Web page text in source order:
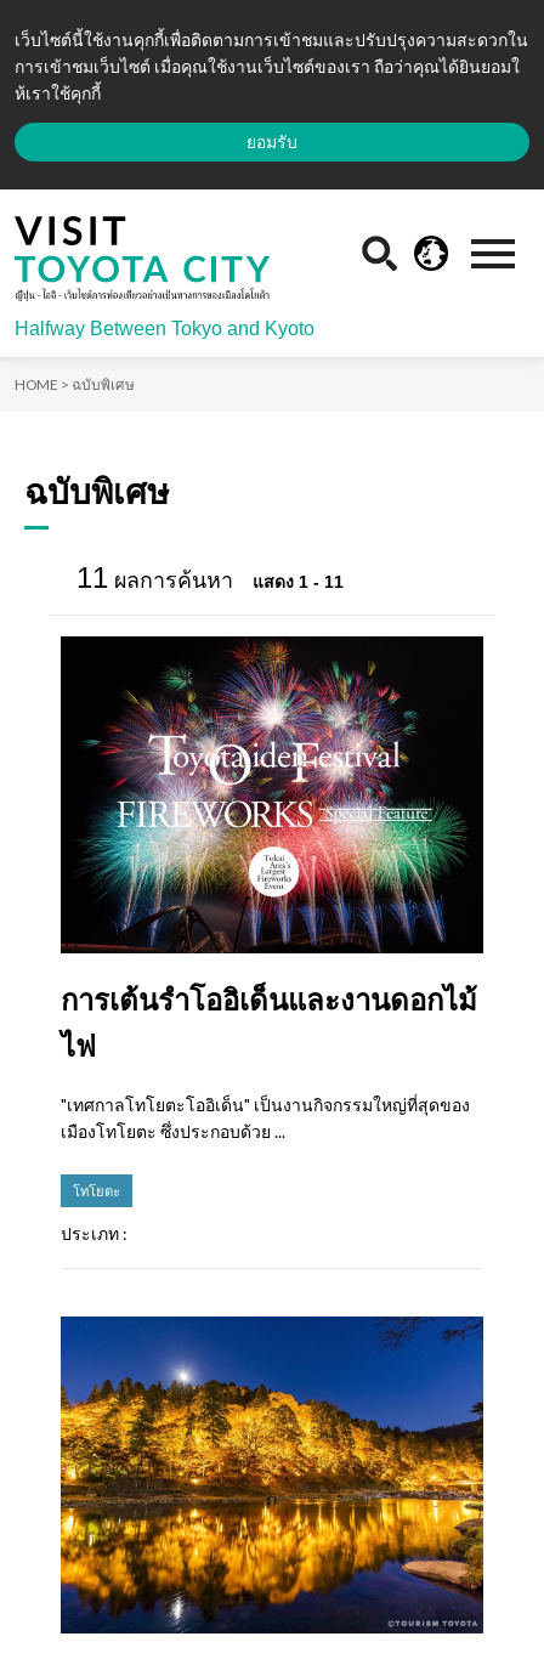
เว็บไซต์นี้ใช้งานคุกกี้เพื่อติดตามการเข้าชมและปรับปรุงความสะดวกใน
การเข้าชมเว็บไซต์ เมื่อคุณใช้งานเว็บไซต์ของเรา ถือว่าคุณได้ยินยอมใ
ห้เราใช้คุกกี้
ยอมรับ
Halfway Between Tokyo and Kyoto
HOME > ฉบับพิเศษ
ฉบับพิเศษ
11 ผลการค้นหา แสดง 1 - 11
การเต้นรำโออิเด็นและงานดอกไม้
ไฟ
"เทศกาลโทโยตะโออิเด็น" เป็นงานกิจกรรมใหญ่ที่สุดของ
เมืองโทโยตะ ซึ่งประกอบด้วย ...
โทโยตะ
ประเภท :